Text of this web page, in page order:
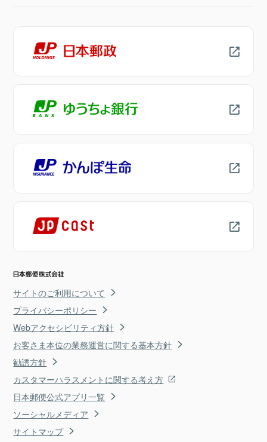
サイトのご利用について
プライバシーポリシー
Webアクセシビリティ方針
お客さま本位の業務運営に関する基本方針
勧誘方針
カスタマーハラスメントに関する考え方
日本郵便公式アプリ一覧
ソーシャルメディア
サイトマップ